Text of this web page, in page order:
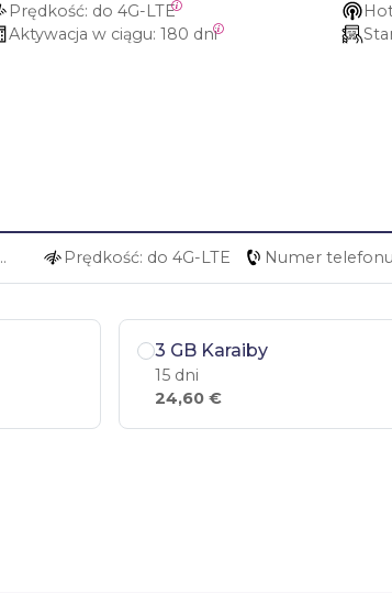
Prędkość: do 4G-LTE
Aktywacja w ciągu: 180 dni
and Nevis, Cable & Wireless Saint Lucia, Cable & Wireless Montserrat, Liberty, Telephone Company Puerto Rico , Cable & Wireless, C & W Saint Vincent and Grenadines Prędkość: do 4G-LTE Numer
3 GB Karaiby
15 dni
24,60 €